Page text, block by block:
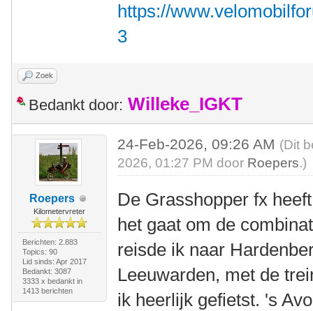
https://
3
Zoek
Bedankt door: Willeke_IGKT
Roepers
Kilometervreter
Berichten: 2.883
Topics: 90
Lid sinds: Apr 2017
Bedankt: 3087
3333 x bedankt in
1413 berichten
24-Feb-2026, 09:26 AM (Dit
2026, 01:27 PM door Roepers.)
De Grasshopper fx
het gaat om de
reisde ik naar
Leeuwarden, met de
ik heerlijk gefietst. 's